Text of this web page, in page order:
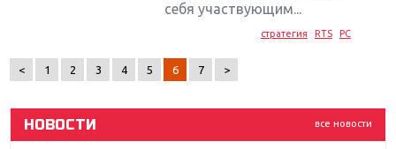
себя участвующим...
стратегия RTS PC
< 1 2 3 4 5 6 7 >
все новости
НОВОСТИ
Новинки для Nintendo Switch: Labo, South Park и
Far Cry 5: хвалить нельзя ругать